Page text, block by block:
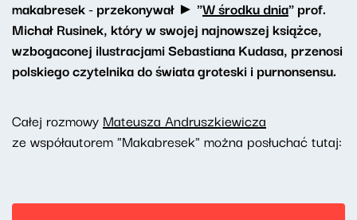
makabresek - przekonywał ► "W środku dnia" prof.
Michał Rusinek, który w swojej najnowszej książce,
wzbogaconej ilustracjami Sebastiana Kudasa, przenosi
polskiego czytelnika do świata groteski i purnonsensu.
Całej rozmowy Mateusza Andruszkiewicza
ze współautorem "Makabresek" można posłuchać tutaj: